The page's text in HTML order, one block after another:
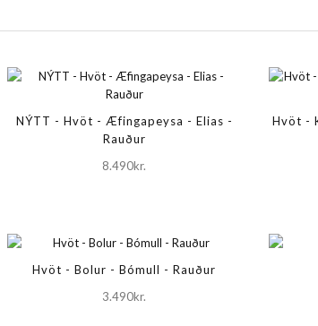
NÝTT - Hvöt - Æfingapeysa - Elias -
Rauður
8.490kr.
Hvöt -
Hvöt - Bolur - Bómull - Rauður
3.490kr.